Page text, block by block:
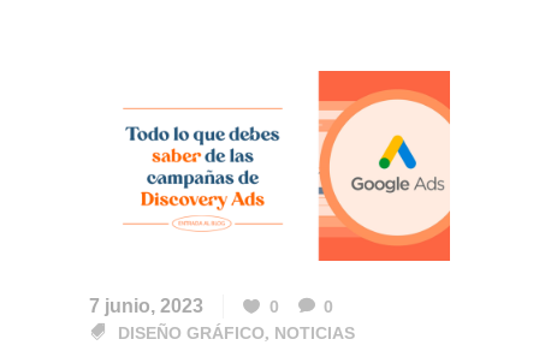
7 junio, 2023 0
0
DISEÑO GRÁFICO, NOTICIAS